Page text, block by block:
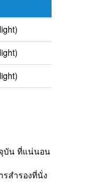
จุบัน ที่แน่นอน
สำรองที่นั่ง